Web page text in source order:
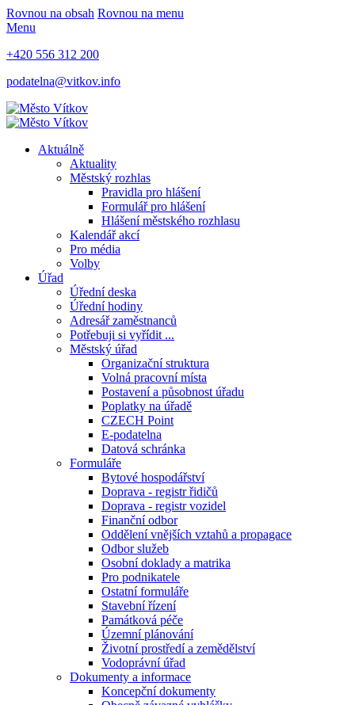
Rovnou na obsah Rovnou na menu
Menu
+420 556 312 200
podatelna@vitkov.info
Aktuálně
Aktuality
Městský rozhlas
Pravidla pro hlášení
Formulář pro hlášení
Hlášení městského rozhlasu
Kalendář akcí
Pro média
Volby
Úřad
Úřední deska
Úřední hodiny
Adresář zaměstnanců
Potřebuji si vyřídit ...
Městský úřad
Organizační struktura
Volná pracovní místa
Postavení a působnost úřadu
Poplatky na úřadě
CZECH Point
E-podatelna
Datová schránka
Formuláře
Bytové hospodářství
Doprava - registr řidičů
Doprava - registr vozidel
Finanční odbor
Oddělení vnějších vztahů a propagace
Odbor služeb
Osobní doklady a matrika
Pro podnikatele
Ostatní formuláře
Stavební řízení
Památková péče
Územní plánování
Životní prostředí a zemědělství
Vodoprávní úřad
Dokumenty a informace
Koncepční dokumenty